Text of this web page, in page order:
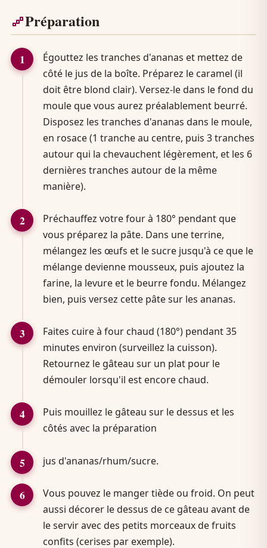
Préparation
Égouttez les tranches d'ananas et mettez de
côté le jus de la boîte. Préparez le caramel (il
doit être blond clair). Versez-le dans le fond du
moule que vous aurez préalablement beurré.
Disposez les tranches d'ananas dans le moule,
en rosace (1 tranche au centre, puis 3 tranches
autour qui la chevauchent légèrement, et les 6
dernières tranches autour de la même
manière).
Préchauffez votre four à 180° pendant que
vous préparez la pâte. Dans une terrine,
mélangez les œufs et le sucre jusqu'à ce que le
mélange devienne mousseux, puis ajoutez la
farine, la levure et le beurre fondu. Mélangez
bien, puis versez cette pâte sur les ananas.
Faites cuire à four chaud (180°) pendant 35
minutes environ (surveillez la cuisson).
Retournez le gâteau sur un plat pour le
démouler lorsqu'il est encore chaud.
Puis mouillez le gâteau sur le dessus et les
côtés avec la préparation
jus d'ananas/rhum/sucre.
Vous pouvez le manger tiède ou froid. On peut
aussi décorer le dessus de ce gâteau avant de
le servir avec des petits morceaux de fruits
confits (cerises par exemple).